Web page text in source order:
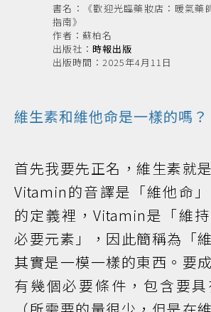
書名：《歡迎光臨藥妝店：暖氣藥
指南》
作者：蘇柏名
出版社： 時報出版
出版時間：2025年4月11日
維生素和維他命是一樣的嗎？
首先我要先正名，維生素就
Vitamin的音譯是「維他命
的定義裡，Vitamin是「維
必要元素」，因此簡稱為「
其實是一模一樣的東西。要
有幾個必要條件，包含要具